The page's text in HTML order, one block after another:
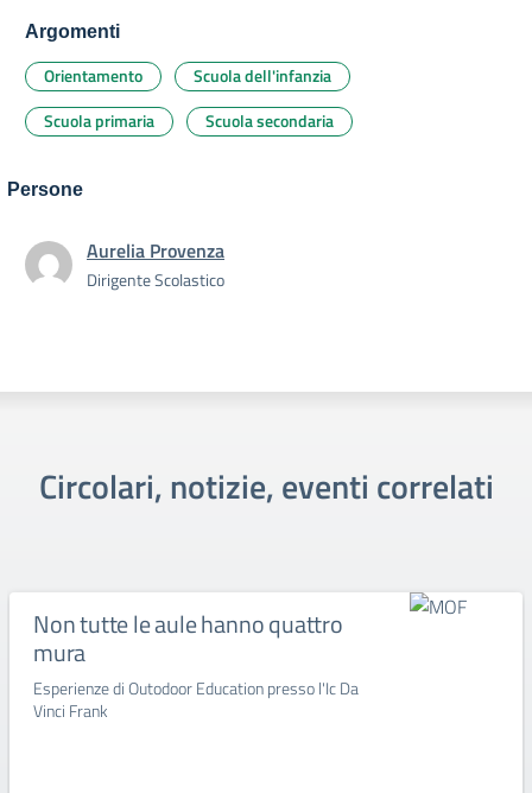
Argomenti
Orientamento
Scuola dell'infanzia
Scuola primaria
Scuola secondaria
Persone
Aurelia Provenza
Dirigente Scolastico
Circolari, notizie, eventi correlati
Non tutte le aule hanno quattro
mura
Esperienze di Outodoor Education presso l'Ic Da
Vinci Frank